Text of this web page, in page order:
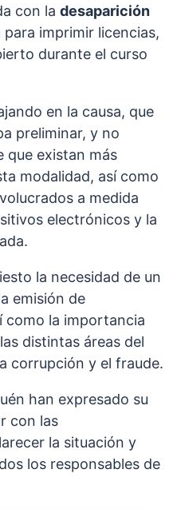
con la desaparición
para imprimir licencias,
durante el curso
en la causa, que
preliminar, y no
que existan más
modalidad, así como
a medida
electrónicos y la
la necesidad de un
emisión de
como la importancia
distintas áreas del
corrupción y el fraude.
han expresado su
con las
la situación y
los responsables de